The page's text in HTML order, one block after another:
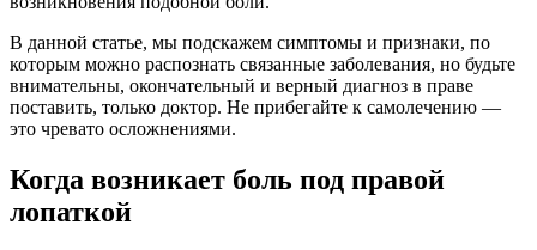
В данной статье, мы подскажем симптомы и признаки, по
которым можно распознать связанные заболевания, но будьте
внимательны, окончательный и верный диагноз в праве
поставить, только доктор. Не прибегайте к самолечению —
это чревато осложнениями.
Когда возникает боль под правой
лопаткой